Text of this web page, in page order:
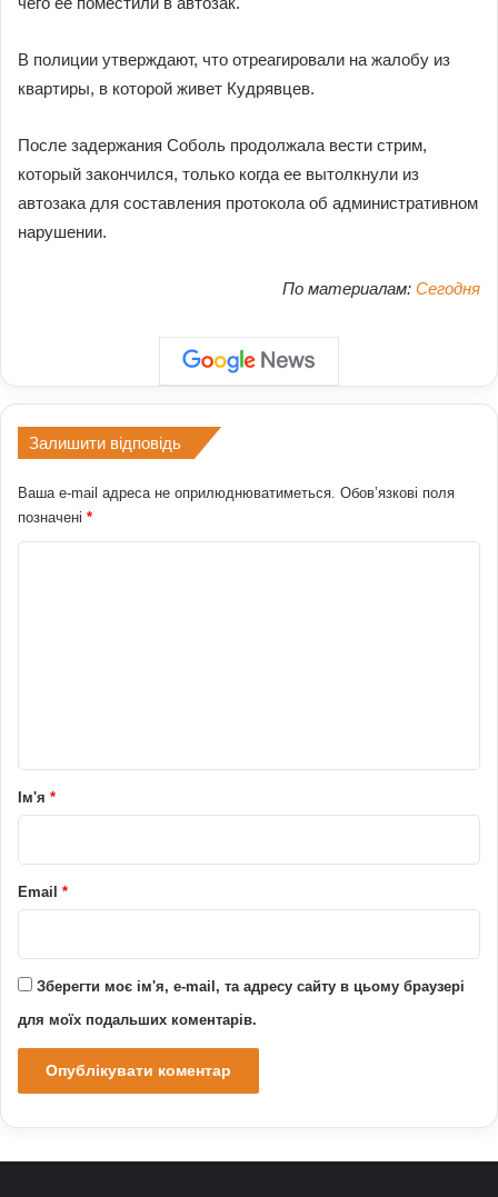
В полиции утверждают, что отреагировали на жалобу из
квартиры, в которой живет Кудрявцев.
После задержания Соболь продолжала вести стрим,
который закончился, только когда ее вытолкнули из
автозака для составления протокола об административном
нарушении.
По материалам: Сегодня
Залишити відповідь
Ваша e-mail адреса не оприлюднюватиметься. Обов’язкові поля
позначені *
рІм'я *
Email *
Зберегти моє ім'я, e-mail, та адресу сайту в цьому браузері
для моїх подальших коментарів.